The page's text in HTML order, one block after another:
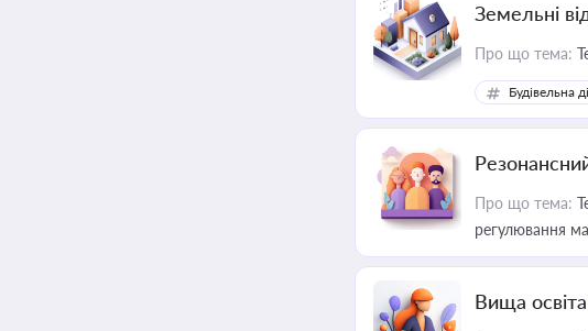
Земельні
Про що тема:
Будівельна
Про що тема:
регулювання
Вища освіта